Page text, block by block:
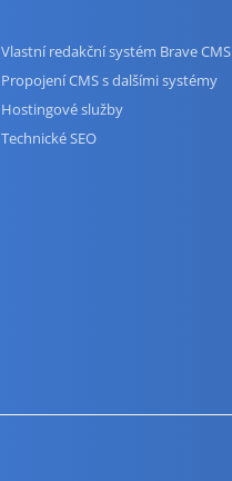
Vlastní redakční systém Brave CMS
Propojení CMS s dalšími systémy
Hostingové služby
Technické SEO